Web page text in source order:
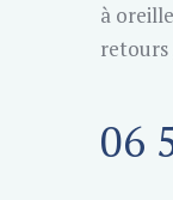
à
retours
06